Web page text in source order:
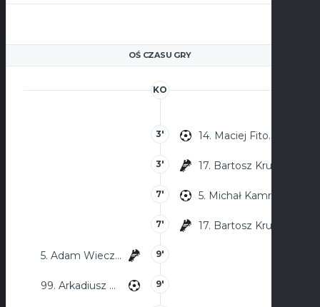
OŚ CZASU GRY
KO
14. Maciej Fitowski
3'
17. Bartosz Kruk
3'
5. Michał Kamraj
7'
17. Bartosz Kruk
7'
5. Adam Wieczorek 9'
99. Arkadiusz Szypczyński 9'